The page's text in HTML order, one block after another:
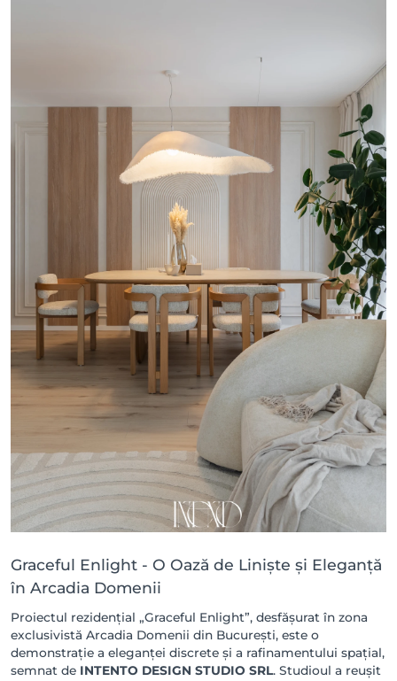
Graceful Enlight - O Oază de Liniște și Eleganță
în Arcadia Domenii
Proiectul rezidențial „Graceful Enlight”, desfășurat în zona
exclusivistă Arcadia Domenii din București, este o
demonstrație a eleganței discrete și a rafinamentului spațial,
semnat de INTENTO DESIGN STUDIO SRL. Studioul a reușit